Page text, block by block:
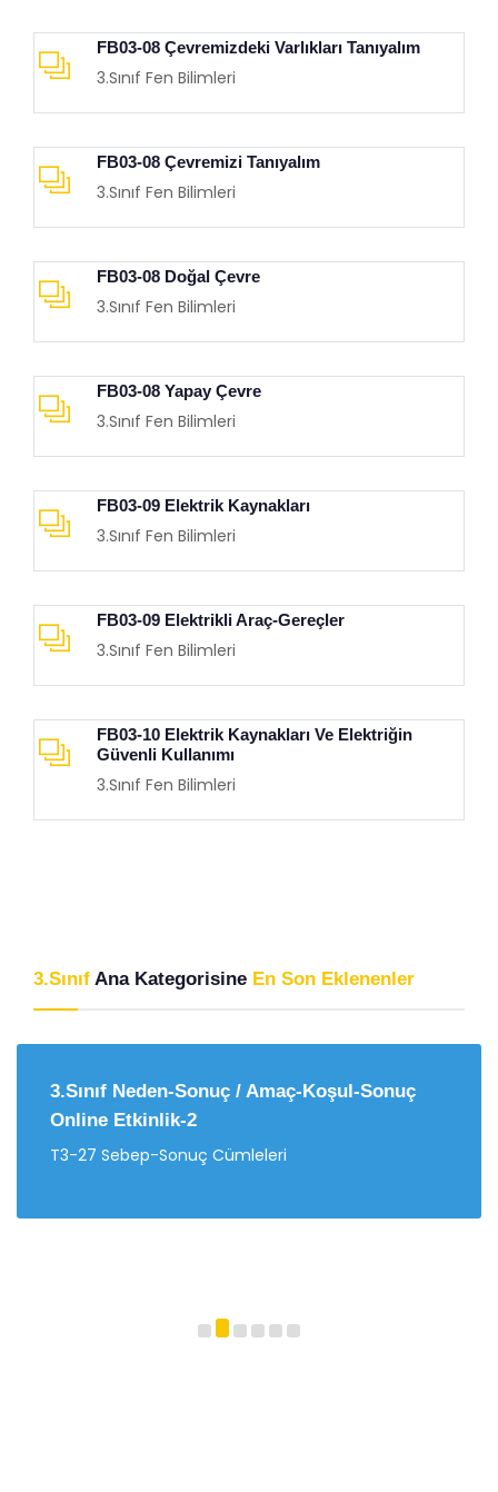
FB03-08 Çevremizdeki Varlıkları Tanıyalım
3.Sınıf Fen Bilimleri
FB03-08 Çevremizi Tanıyalım
3.Sınıf Fen Bilimleri
FB03-08 Doğal Çevre
3.Sınıf Fen Bilimleri
FB03-08 Yapay Çevre
3.Sınıf Fen Bilimleri
FB03-09 Elektrik Kaynakları
3.Sınıf Fen Bilimleri
FB03-09 Elektrikli Araç-Gereçler
3.Sınıf Fen Bilimleri
FB03-10 Elektrik Kaynakları Ve Elektriğin
Güvenli Kullanımı
3.Sınıf Fen Bilimleri
3.Sınıf Ana Kategorisine En Son Eklenenler
3.Sınıf Neden-Sonuç / Amaç-Koşul-Sonuç
Online Etkinlik-2
T3-27 Sebep-Sonuç Cümleleri